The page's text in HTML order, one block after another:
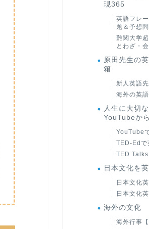
現365
英語フレ
題＆予想
難関大学
とわざ・
原田先生の
箱
新人英語
海外の英
人生に大切
YouTubeか
YouTube
TED-Edで
TED Talks
日本文化を
日本文化
日本文化
海外の文化
海外行事